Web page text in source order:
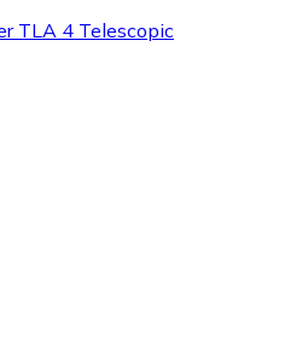
TLA 4 Telescopic